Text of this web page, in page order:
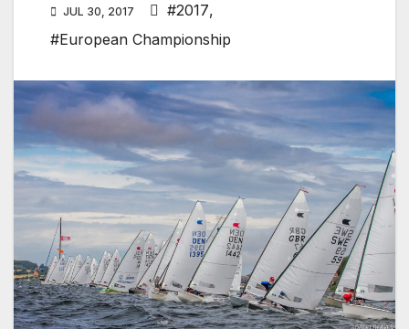
JUL 30, 2017 #2017,
#European Championship